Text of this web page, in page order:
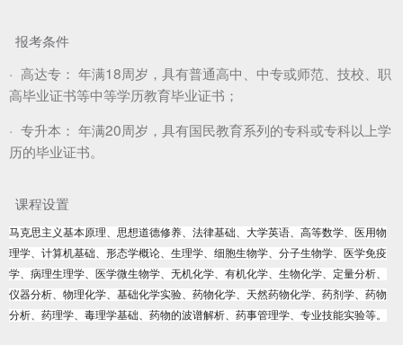
报考条件
· 高达专： 年满18周岁，具有普通高中、中专或师范、技校、职
高毕业证书等中等学历教育毕业证书；
· 专升本： 年满20周岁，具有国民教育系列的专科或专科以上学
历的毕业证书。
课程设置
马克思主义基本原理、思想道德修养、法律基础、大学英语、高等数学、医用物
理学、计算机基础、形态学概论、生理学、细胞生物学、分子生物学、医学免疫
学、病理生理学、医学微生物学、无机化学、有机化学、生物化学、定量分析、
仪器分析、物理化学、基础化学实验、药物化学、天然药物化学、药剂学、药物
分析、药理学、毒理学基础、药物的波谱解析、药事管理学、专业技能实验等。